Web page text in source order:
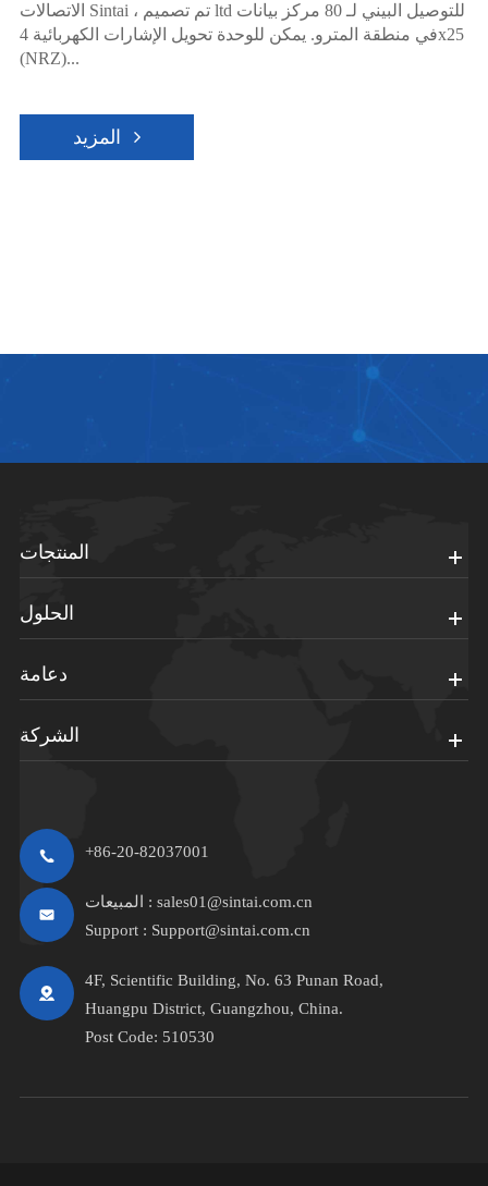
الاتصالات Sintai ، تم تصميم ltd للتوصيل البيني لـ 80 مركز بيانات
في منطقة المترو. يمكن للوحدة تحويل الإشارات الكهربائية 4x25
(NRZ)...
المزيد
المنتجات
الحلول
دعامة
الشركة
+86-20-82037001
المبيعات : sales01@sintai.com.cn
Support : Support@sintai.com.cn
4F, Scientific Building, No. 63 Punan Road,
Huangpu District, Guangzhou, China.
Post Code: 510530